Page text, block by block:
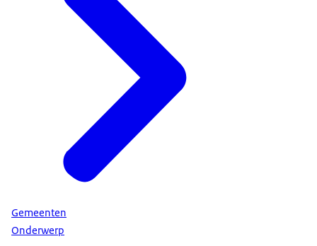
Gemeenten
Onderwerp